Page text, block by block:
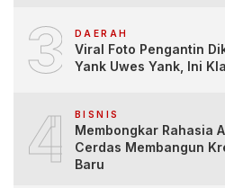
3 DAERAH
Viral Foto Pengantin
Yank Uwes Yank, Ini
4 BISNIS
Membongkar Rahasia
Cerdas Membangun
Baru